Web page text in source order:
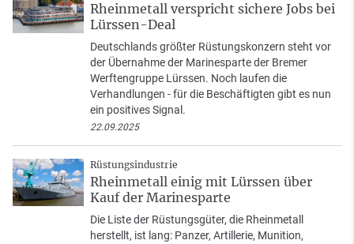
Rheinmetall verspricht sichere Jobs bei
Lürssen-Deal
Deutschlands größter Rüstungskonzern steht vor
der Übernahme der Marinesparte der Bremer
Werftengruppe Lürssen. Noch laufen die
Verhandlungen - für die Beschäftigten gibt es nun
ein positives Signal.
22.09.2025
Rüstungsindustrie
Rheinmetall einig mit Lürssen über
Kauf der Marinesparte
Die Liste der Rüstungsgüter, die Rheinmetall
herstellt, ist lang: Panzer, Artillerie, Munition,